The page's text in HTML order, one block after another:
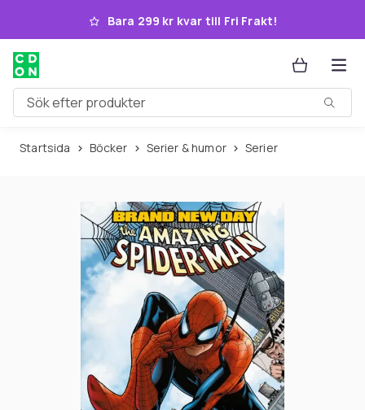
Hoppa till huvudinnehållet
Bara 299 kr kvar till Fri Frakt!
Sök efter produkter
Startsida Böcker Serier & humor Serier